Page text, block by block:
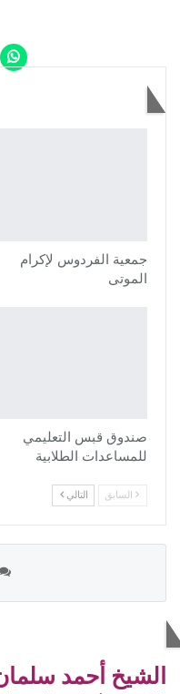
جمعية الفردوس لإكرام
الموتى
صندوق قبس التعليمي
للمساعدات الطلابية
السابق التالي
الشيخ أحمد